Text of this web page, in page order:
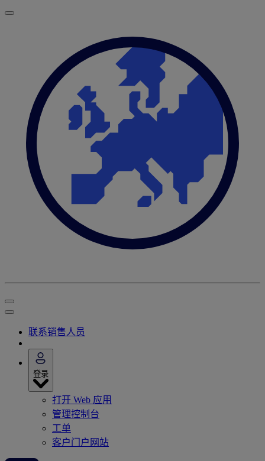
联系销售人员
登录
打开 Web 应用
管理控制台
工单
客户门户网站